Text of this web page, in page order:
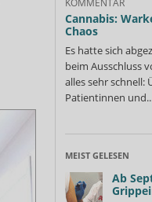
KOMMENTAR
Cannabis:
Chaos
Es hatte sich
beim Ausschluss
alles sehr schnell:
Patientinnen
MEIST GELESEN
Ab